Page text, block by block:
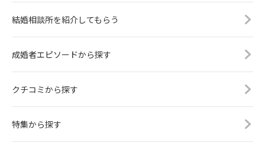
結婚相談所を紹介してもらう
成婚者エピソードから探す
クチコミから探す
特集から探す